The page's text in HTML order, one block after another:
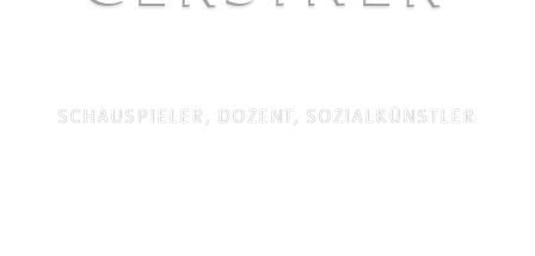
SCHAUSPIELER, DOZENT, SOZIALKÜNSTLER